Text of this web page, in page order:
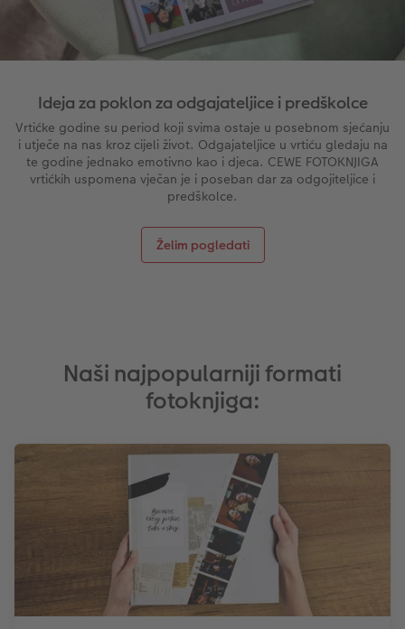
Ovako funkcionira
CEWE FOTOKNJIGA Kids
Art Collection
Dodaci
Natur fotografije
Dimenzije fotografije
Premium poster
Art fotografije
Izrada standard fotografija
Kutije za pohranu fotografija
Foto paketi
Trenutna izrada naljepnica
Dodaci
Alu fotografija s direktnim ispisom
Galerijska fotografija
Fotografija na Forexu
Ploča dobrodošlice za vjenčanje
Letvica za poster
Hexxas
Fotografija na drvu
Foto vrpca
XXL Retro fotografija
Dodaci
Čestitke
Svijet kućnih ljubimaca
Školski i pisaći pribori
Poklon fotokutije
Tekstili
Umjetničke fotografije
Foto kalendari
Jedinstvene ideje za poklone
Ideje za poklone za najmilije
Putovanje
Vjenčanje
Matura
Ideja za poklon za odgajateljice i predškolce
Vrtićke godine su period koji svima ostaje u posebnom sjećanju
i utječe na nas kroz cijeli život. Odgajateljice u vrtiću gledaju na
te godine jednako emotivno kao i djeca. CEWE FOTOKNJIGA
vrtićkih uspomena vječan je i poseban dar za odgojiteljice i
predškolce.
Želim pogledati
Naši najpopularniji formati
fotoknjiga: